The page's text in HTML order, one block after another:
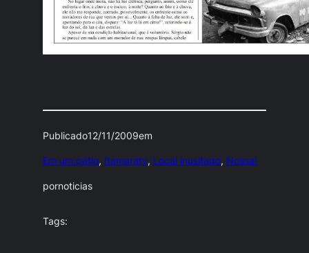
Publicado12/11/2009em
Em um pátio, Itamaraty, Local inusitado, Nossa!
pornoticias
Tags: